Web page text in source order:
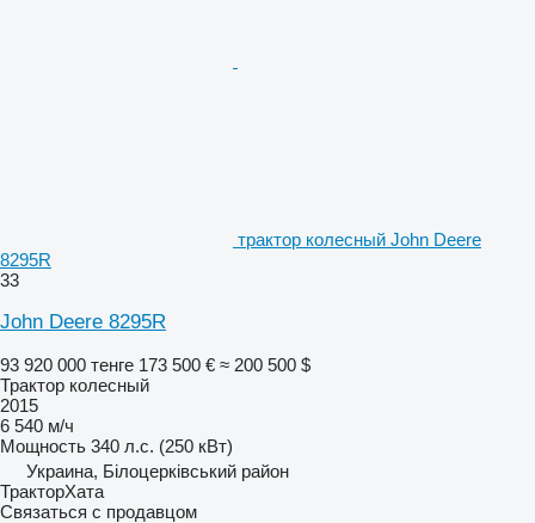
трактор колесный John Deere
8295R
33
John Deere 8295R
93 920 000 тенге 173 500 € ≈ 200 500 $
Трактор колесный
2015
6 540 м/ч
Мощность 340 л.с. (250 кВт)
Украина, Білоцерківський район
ТракторХата
Связаться с продавцом